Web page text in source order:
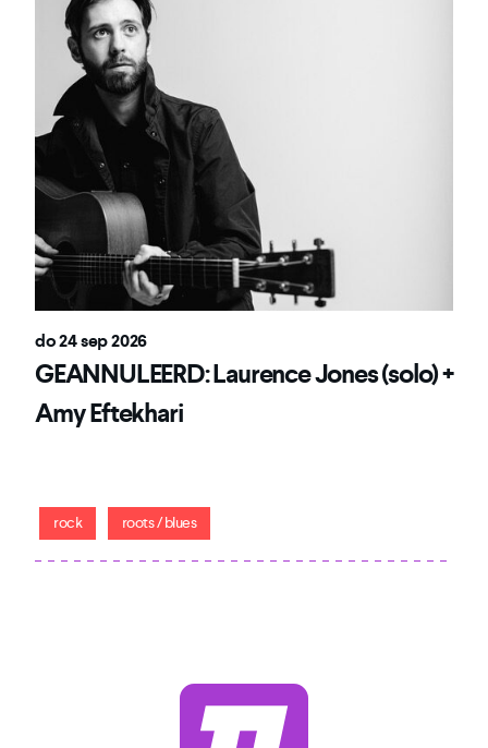
do 24 sep 2026
GEANNULEERD: Laurence Jones (solo) +
Amy Eftekhari
rock roots / blues